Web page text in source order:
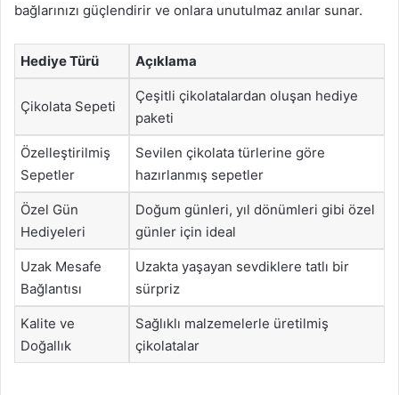
bağlarınızı güçlendirir ve onlara unutulmaz anılar sunar.
Hediye Türü Açıklama
Çikolata Sepeti
Çeşitli çikolatalardan oluşan hediye
paketi
Özelleştirilmiş
Sepetler
Sevilen çikolata türlerine göre
hazırlanmış sepetler
Özel Gün
Hediyeleri
Doğum günleri, yıl dönümleri gibi özel
günler için ideal
Uzak Mesafe
Bağlantısı
Uzakta yaşayan sevdiklere tatlı bir
sürpriz
Kalite ve
Doğallık
Sağlıklı malzemelerle üretilmiş
çikolatalar